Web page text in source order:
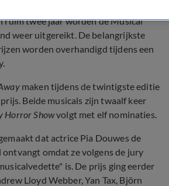
ruim twee jaar worden de Musical
weer uitgereikt. De belangrijkste
worden overhandigd tijdens een
maken tijdens de twintigste editie
Beide musicals zijn twaalf keer
Horror Showvolgt met elf nominaties.
dat actrice Pia Douwes de
omdat ze volgens de jury
is. De prijs ging eerder
Lloyd Webber, Yan Tax, Björn